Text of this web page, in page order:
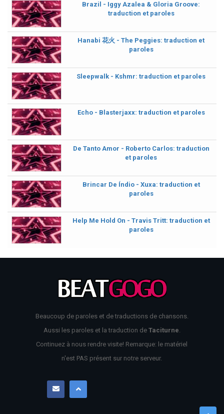
Brazil - Iggy Azalea & Gloria Groove:
traduction et paroles
Hanabi 花火 - The Peggies: traduction et
paroles
Sleepwalk - Kshmr: traduction et paroles
Echo - Blasterjaxx: traduction et paroles
De Tanto Amor - Roberto Carlos: traduction
et paroles
Brincar De Índio - Xuxa: traduction et
paroles
Help Me Hold On - Travis Tritt: traduction et
paroles
Beaucoup de paroles et de traductions de chansons.
Aussi les paroles et la traduction de Taciturne.
Continuez à nous rendre visite! Remarque: le matériel
n'est PAS présent sur notre serveur.